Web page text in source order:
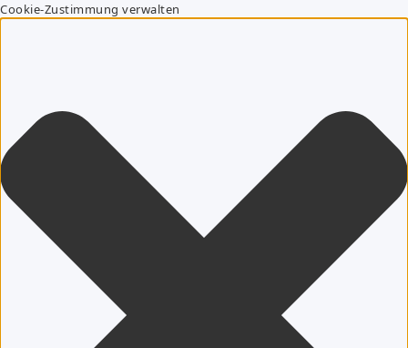
Cookie-Zustimmung verwalten